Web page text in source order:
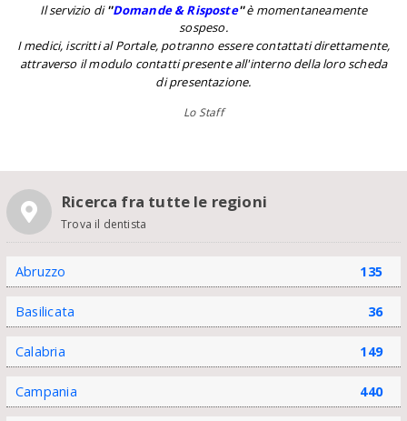
Il servizio di''Domande & Risposte''è momentaneamente
sospeso.
I medici, iscritti al Portale, potranno essere contattati direttamente,
attraverso il modulo contatti presente all'interno della loro scheda
di presentazione.
Lo Staff
Ricerca fra tutte le regioni
Trova il dentista
Abruzzo 135
Basilicata 36
Calabria 149
Campania 440